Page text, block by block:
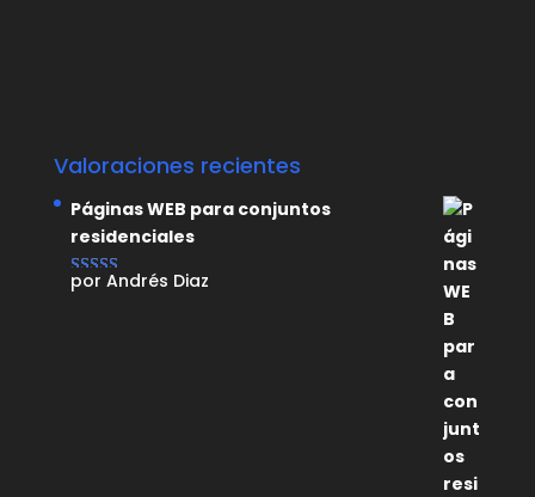
Valoraciones recientes
Páginas WEB para conjuntos
residenciales
Valorado con
por Andrés Diaz